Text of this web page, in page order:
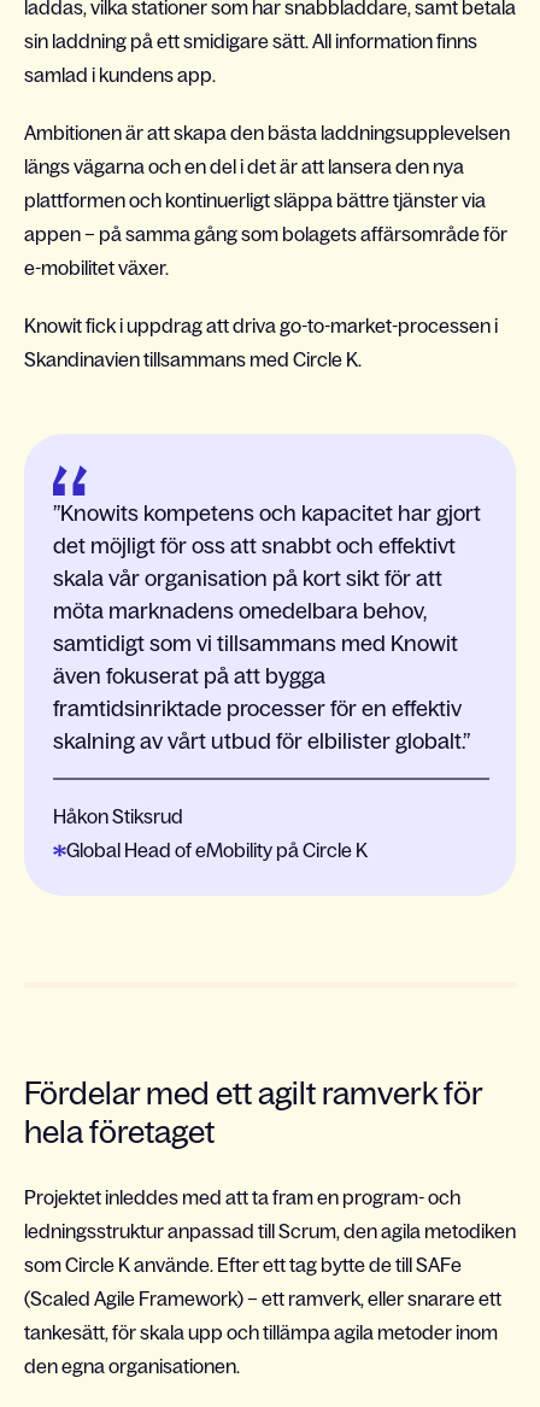
laddas, vilka stationer som har snabbladdare, samt betala
sin laddning på ett smidigare sätt. All information finns
samlad i kundens app.
Ambitionen är att skapa den bästa laddningsupplevelsen
längs vägarna och en del i det är att lansera den nya
plattformen och kontinuerligt släppa bättre tjänster via
appen – på samma gång som bolagets affärsområde för
e-mobilitet växer.
Knowit fick i uppdrag att driva go-to-market-processen i
Skandinavien tillsammans med Circle K.
Knowits kompetens och kapacitet har gjort
det möjligt för oss att snabbt och effektivt
skala vår organisation på kort sikt för att
möta marknadens omedelbara behov,
samtidigt som vi tillsammans med Knowit
även fokuserat på att bygga
framtidsinriktade processer för en effektiv
skalning av vårt utbud för elbilister globalt.
Håkon Stiksrud
Global Head of eMobility på Circle K
Fördelar med ett agilt ramverk för
hela företaget
Projektet inleddes med att ta fram en program- och
ledningsstruktur anpassad till Scrum, den agila metodiken
som Circle K använde. Efter ett tag bytte de till SAFe
(Scaled Agile Framework) – ett ramverk, eller snarare ett
tankesätt, för skala upp och tillämpa agila metoder inom
den egna organisationen.